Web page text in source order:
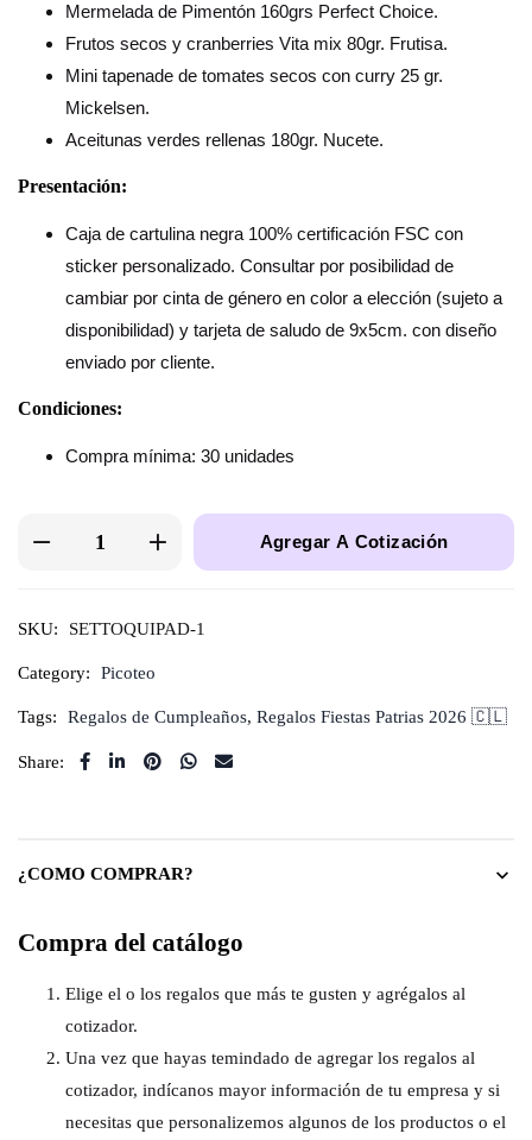
Mermelada de Pimentón 160grs Perfect Choice.
Frutos secos y cranberries Vita mix 80gr. Frutisa.
Mini tapenade de tomates secos con curry 25 gr.
Mickelsen.
Aceitunas verdes rellenas 180gr. Nucete.
Presentación:
Caja de cartulina negra 100% certificación FSC con
sticker personalizado. Consultar por posibilidad de
cambiar por cinta de género en color a elección (sujeto a
disponibilidad) y tarjeta de saludo de 9x5cm. con diseño
enviado por cliente.
Condiciones:
Compra mínima: 30 unidades
Agregar A Cotización
SKU: SETTOQUIPAD-1
Category: Picoteo
Tags: Regalos de Cumpleaños, Regalos Fiestas Patrias 2026 🇨🇱
Share:
¿COMO COMPRAR?
Compra del catálogo
Elige el o los regalos que más te gusten y agrégalos al
cotizador.
Una vez que hayas temindado de agregar los regalos al
cotizador, indícanos mayor información de tu empresa y si
necesitas que personalizemos algunos de los productos o el